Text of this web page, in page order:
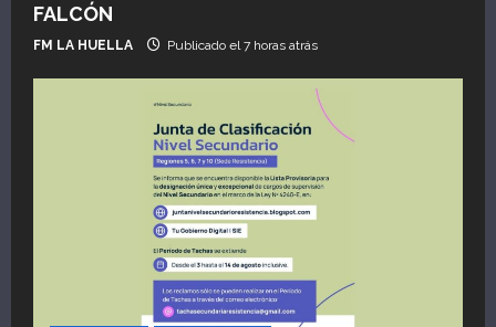
t
r
FALCÓN
FM LA HUELLA Publicado el 7 horas atrás